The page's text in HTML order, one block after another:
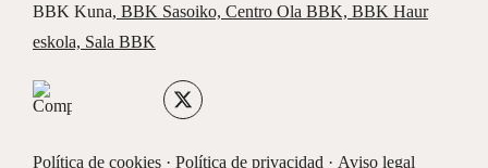
BBK Kuna, BBK Sasoiko, Centro Ola BBK, BBK Haur
eskola, Sala BBK
Política de cookies· Política de privacidad · Aviso legal